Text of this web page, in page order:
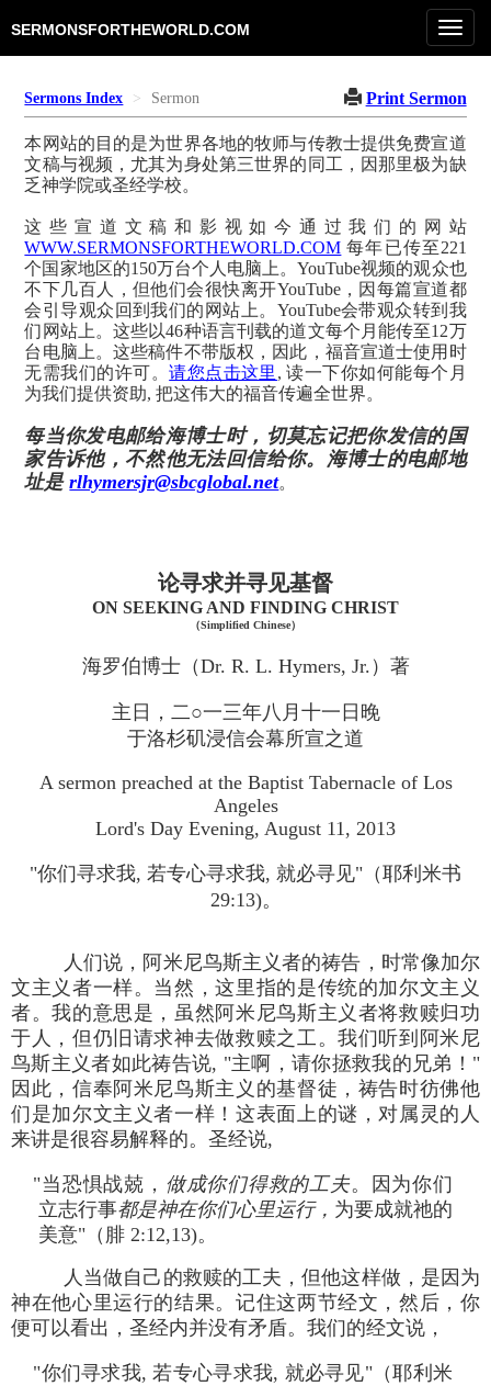
SERMONSFORTHEWORLD.COM
Sermons Index Sermon Print Sermon
本网站的目的是为世界各地的牧师与传教士提供免费宣道
文稿与视频，尤其为身处第三世界的同工，因那里极为缺
乏神学院或圣经学校。
这些宣道文稿和影视如今通过我们的网站
WWW.SERMONSFORTHEWORLD.COM 每年已传至221
个国家地区的150万台个人电脑上。YouTube视频的观众也
不下几百人，但他们会很快离开YouTube，因每篇宣道都
会引导观众回到我们的网站上。YouTube会带观众转到我
们网站上。这些以46种语言刊载的道文每个月能传至12万
台电脑上。这些稿件不带版权，因此，福音宣道士使用时
无需我们的许可。请您点击这里 , 读一下你如何能每个月
为我们提供资助, 把这伟大的福音传遍全世界。
每当你发电邮给海博士时，切莫忘记把你发信的国
家告诉他，不然他无法回信给你。海博士的电邮地
址是rlhymersjr@sbcglobal.net。
论寻求并寻见基督
ON SEEKING AND FINDING CHRIST
（Simplified Chinese）
海罗伯博士（Dr. R. L. Hymers, Jr.）著
主日，二○一三年八月十一日晚
于洛杉矶浸信会幕所宣之道
A sermon preached at the Baptist Tabernacle of Los
Angeles
Lord's Day Evening, August 11, 2013
"你们寻求我, 若专心寻求我, 就必寻见"（耶利米书
29:13)。
人们说，阿米尼鸟斯主义者的祷告，时常像加尔
文主义者一样。当然，这里指的是传统的加尔文主义
者。我的意思是，虽然阿米尼鸟斯主义者将救赎归功
于人，但仍旧请求神去做救赎之工。我们听到阿米尼
鸟斯主义者如此祷告说, "主啊，请你拯救我的兄弟！"
因此，信奉阿米尼鸟斯主义的基督徒，祷告时彷佛他
们是加尔文主义者一样！这表面上的谜，对属灵的人
来讲是很容易解释的。圣经说,
"当恐惧战兢， 做成你们得救的工夫。因为你们
立志行事都是神在你们心里运行， 为要成就祂的
美意"（腓 2:12,13)。
人当做自己的救赎的工夫，但他这样做，是因为
神在他心里运行的结果。记住这两节经文，然后，你
便可以看出，圣经内并没有矛盾。我们的经文说，
"你们寻求我, 若专心寻求我, 就必寻见"（耶利米